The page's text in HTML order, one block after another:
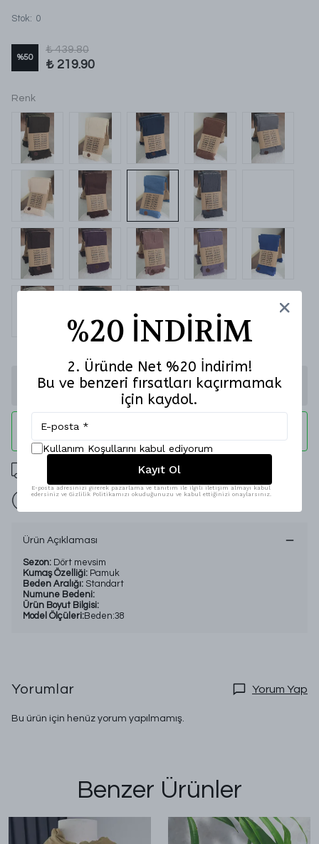
Stok: 0
%50
₺ 439.80
₺ 219.90
Renk
Stoğa Gelince Haber Ver
2000 TL Üzeri Ücretsiz Kargo
Ürün Açıklaması
Sezon: Dört mevsim
Kumaş Özelliği: Pamuk
Beden Aralığı: Standart
Numune Bedeni:
Ürün Boyut Bilgisi:
Model Ölçüleri:Beden:38
Yorumlar Yorum Yap
Bu ürün için henüz yorum yapılmamış.
Benzer Ürünler
%20 İNDİRİM
2. Üründe Net %20 İndirim!
Bu ve benzeri fırsatları kaçırmamak
için kaydol.
Kullanım Koşullarını kabul ediyorum
Kayıt Ol
E-posta adresinizi girerek pazarlama ve tanıtım ile ilgili iletişim almayı kabul
edersiniz ve Gizlilik Politikamızı okuduğunuzu ve kabul ettiğinizi onaylarsınız.